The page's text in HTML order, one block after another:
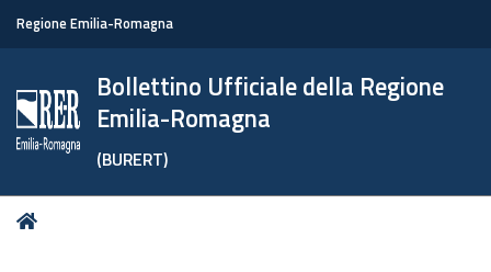
Regione Emilia-Romagna
Bollettino Ufficiale della Regione
Emilia-Romagna
(BURERT)
Tu